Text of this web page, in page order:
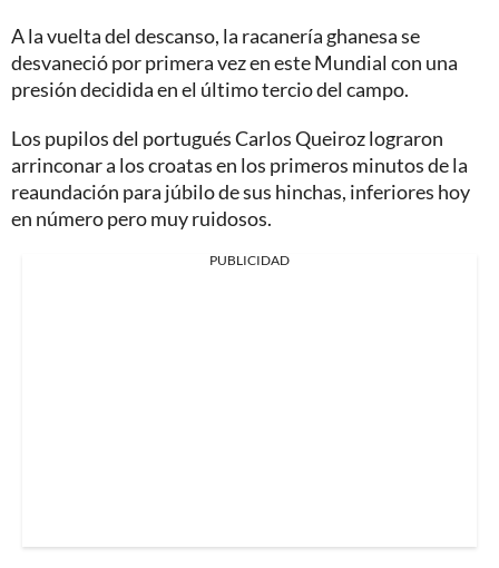
A la vuelta del descanso, la racanería ghanesa se
desvaneció por primera vez en este Mundial con una
presión decidida en el último tercio del campo.
Los pupilos del portugués Carlos Queiroz lograron
arrinconar a los croatas en los primeros minutos de la
reaundación para júbilo de sus hinchas, inferiores hoy
en número pero muy ruidosos.
PUBLICIDAD